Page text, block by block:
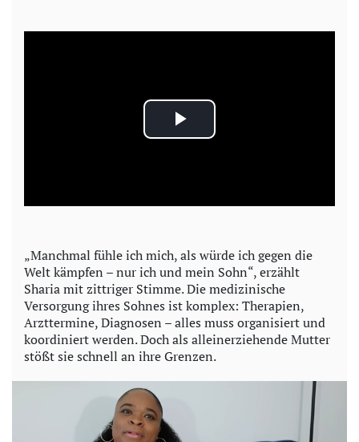
P
a
y
V
i
d
e
„Manchmal fühle ich mich, als würde ich gegen die
Welt kämpfen – nur ich und mein Sohn“, erzählt
Sharia mit zittriger Stimme. Die medizinische
Versorgung ihres Sohnes ist komplex: Therapien,
Arzttermine, Diagnosen – alles muss organisiert und
koordiniert werden. Doch als alleinerziehende Mutter
stößt sie schnell an ihre Grenzen.